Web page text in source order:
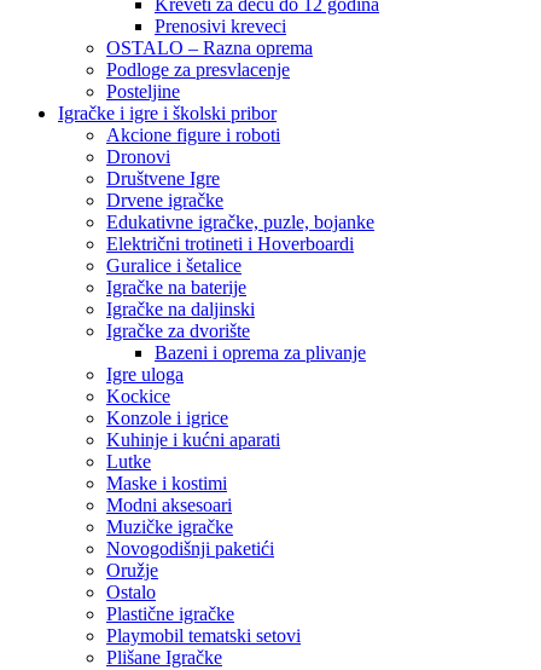
Kreveti za decu do 12 godina
Prenosivi kreveci
OSTALO – Razna oprema
Podloge za presvlacenje
Posteljine
Igračke i igre i školski pribor
Akcione figure i roboti
Dronovi
Društvene Igre
Drvene igračke
Edukativne igračke, puzle, bojanke
Električni trotineti i Hoverboardi
Guralice i šetalice
Igračke na baterije
Igračke na daljinski
‎Igračke za dvorište
Bazeni i oprema za plivanje
Igre uloga
Kockice
Konzole i igrice
Kuhinje i kućni aparati
Lutke
Maske i kostimi
Modni aksesoari
Muzičke igračke
Novogodišnji paketići
Oružje
Ostalo
Plastične igračke
Playmobil tematski setovi
Plišane Igračke